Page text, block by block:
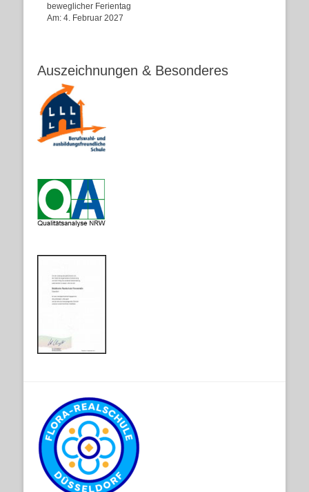
beweglicher Ferientag
Am: 4. Februar 2027
Auszeichnungen & Besonderes